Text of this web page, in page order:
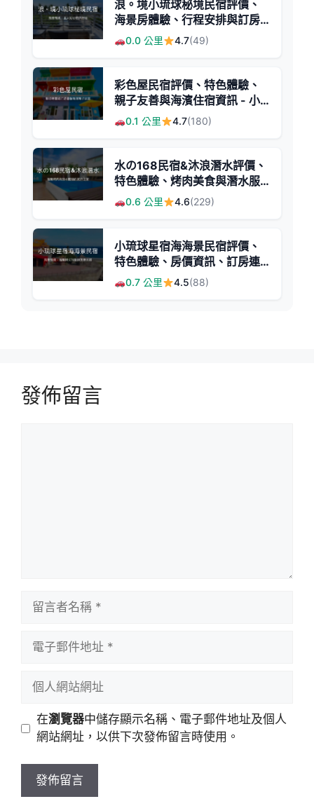
浪。境小琉球秘境民宿評價、
海景房體驗、行程安排與訂房
資訊 - 海景親切服務
0.0 公里 4.7(49)
彩色屋民宿評價、特色體驗、
親子友善與海濱住宿資訊 - 小
琉球親子包棟推薦
0.1 公里 4.7(180)
水の168民宿&沐浪潛水評價、
特色體驗、烤肉美食與潛水服
務 - 親子友善與包棟首選
0.6 公里 4.6(229)
小琉球星宿海海景民宿評價、
特色體驗、房價資訊、訂房連
結 - 海景寵物友善與親切主人
0.7 公里 4.5(88)
發佈留言
址
站
址
在瀏覽器中儲存顯示名稱、電子郵件地址及個人
網站網址，以供下次發佈留言時使用。